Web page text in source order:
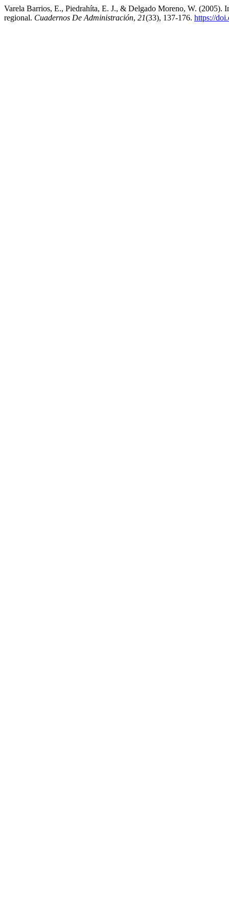
Varela Barrios, E., Piedrahíta, E. J., & Delgado Moreno, W. (2005).
regional. Cuadernos De Administración, 21(33), 137-176. https://